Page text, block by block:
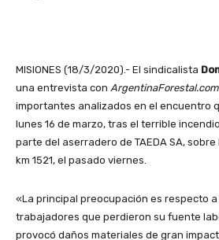
MISIONES (18/3/2020).- El sindicalista
una entrevista con ArgentinaForestal.com
importantes analizados en el encuentro
lunes 16 de marzo, tras el terrible
parte del aserradero de TAEDA SA, sobre
km 1521, el pasado viernes.
«La principal preocupación es respecto a
trabajadores que perdieron su fuente
provocó daños materiales de gran